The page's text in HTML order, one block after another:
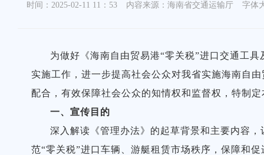
时间：2025-02-11 11：53 内容来源：海南省交通运输厅 字体
为做好《海南自由贸易港“零关税”进口交通工
实施工作，进一步提高社会公众对我省实施海南自
配合，有效保障社会公众的知情权和监督权，特制
一、宣传目的
深入解读《管理办法》的起草背景和主要内容
范“零关税”进口车辆、游艇租赁市场秩序，保障和